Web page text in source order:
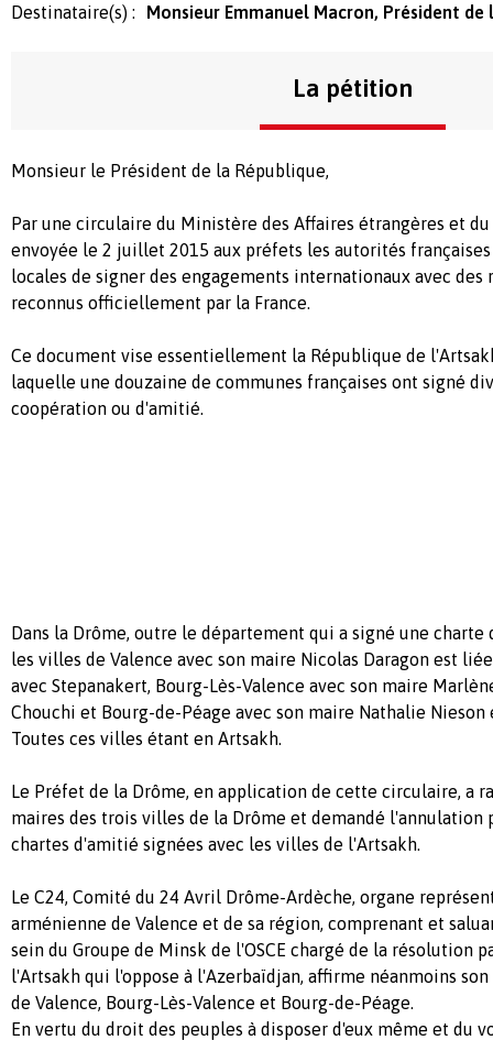
Destinataire(s) :
Monsieur Emmanuel Macron, Président de
La pétition
Monsieur le Président de la République,
Par une circulaire du Ministère des Affaires étrangères et
envoyée le 2 juillet 2015 aux préfets les autorités
locales de signer des engagements internationaux avec des
reconnus officiellement par la France.
Ce document vise essentiellement la République de
laquelle une douzaine de communes françaises ont signé
coopération ou d'amitié.
Dans la Drôme, outre le département qui a signé une charte
les villes de Valence avec son maire Nicolas Daragon est
avec Stepanakert, Bourg-Lès-Valence avec son maire
Chouchi et Bourg-de-Péage avec son maire Nathalie
Toutes ces villes étant en Artsakh.
Le Préfet de la Drôme, en application de cette circulaire, a
maires des trois villes de la Drôme et demandé l'annulation
chartes d'amitié signées avec les villes de l'Artsakh.
Le C24, Comité du 24 Avril Drôme-Ardèche, organe
arménienne de Valence et de sa région, comprenant et
sein du Groupe de Minsk de l'OSCE chargé de la résolution
l'Artsakh qui l'oppose à l'Azerbaïdjan, affirme néanmoins
de Valence, Bourg-Lès-Valence et Bourg-de-Péage.
En vertu du droit des peuples à disposer d'eux même et du